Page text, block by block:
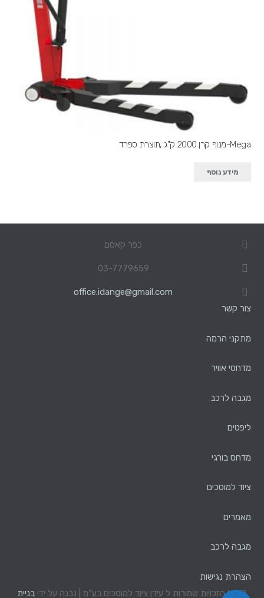
Mega-מנוף קרן 2000 ק"ג ,תוצרת ספרד
מידע נוסף
כפר קאסם
03-7779659
office.idange@gmail.com
צור קשר
מתקני הרמה
מדחסי אוויר
מגבה לרכב
ליפטים
מדחס בורגי
ציוד למוסכים
מאמרים
מגבה לרכב
הצהרת נגישות
© כל הזכויות שמורות ל עידן ציוד למוסכים בע”מ | נבנה על ידי בניית